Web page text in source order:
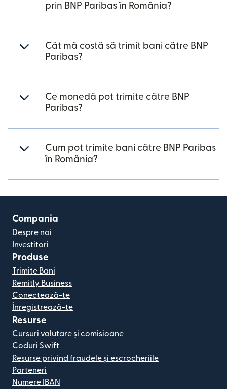
prin BNP Paribas în România?
Cât mă costă să trimit bani către BNP
Paribas?
Ce monedă pot trimite către BNP
Paribas?
Cum pot trimite bani către BNP Paribas
în România?
Compania
Despre noi
Investitori
Produse
Trimite Bani
Remitly Business
Conectează-te
Înregistrează-te
Resurse
Cursuri valutare și comisioane
Coduri Swift
Resurse privind fraudele și escrocheriile
Parteneri
Numere IBAN